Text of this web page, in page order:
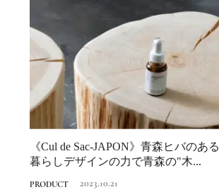
《Cul de Sac-JAPON》青森ヒバのある
暮らしデザインの力で青森の"木...
PRODUCT 2023.10.21